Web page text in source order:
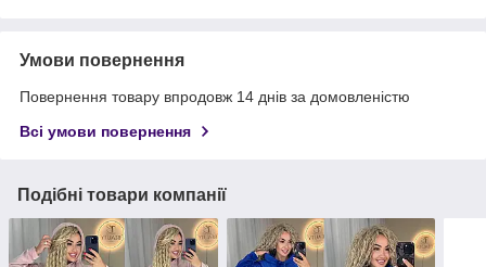
Умови повернення
Повернення товару впродовж 14 днів за домовленістю
Всі умови повернення
Подібні товари компанії